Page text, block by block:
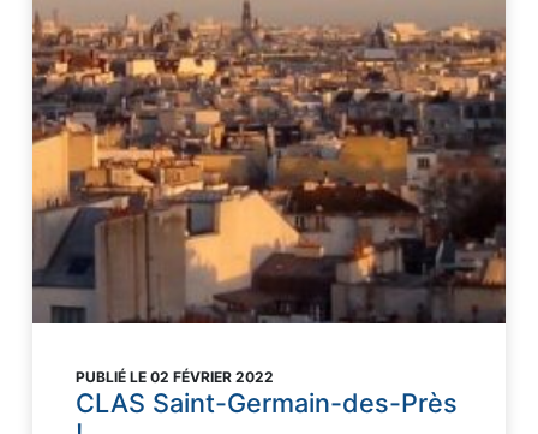
PUBLIÉ LE 02 FÉVRIER 2022
CLAS Saint-Germain-des-Près